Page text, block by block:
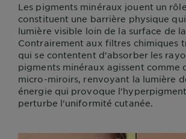
Les pigments minéraux jouent un
constituent une barrière physique
lumière visible loin de la surface de la
Contrairement aux filtres chimiques
qui se contentent d'absorber les
pigments minéraux agissent comme
micro-miroirs, renvoyant la lumière
énergie qui provoque
perturbe l'uniformité cutanée.